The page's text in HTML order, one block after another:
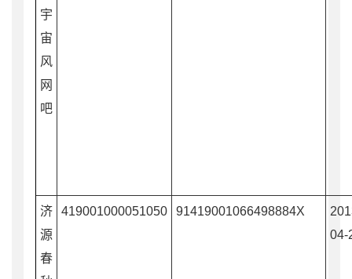
宇
宙
风
网
吧
济
源
春
419001000051050 91419001066498884X
04-